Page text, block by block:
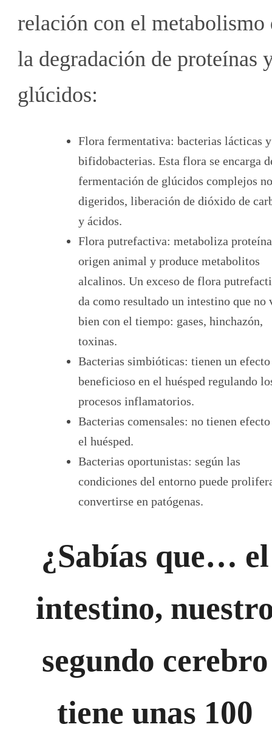
relación con el metabolismo
la degradación de proteínas
glúcidos:
Flora fermentativa: bacterias lácticas y
bifidobacterias. Esta flora se encarga
fermentación de glúcidos complejos no
digeridos, liberación de dióxido de
y ácidos.
Flora putrefactiva: metaboliza
origen animal y produce metabolitos
alcalinos. Un exceso de flora
da como resultado un intestino que no
bien con el tiempo: gases, hinchazón,
toxinas.
Bacterias simbióticas: tienen un efecto
beneficioso en el huésped regulando
procesos inflamatorios.
Bacterias comensales: no tienen efecto
el huésped.
Bacterias oportunistas: según las
condiciones del entorno puede
convertirse en patógenas.
¿Sabías que… el
intestino,
segundo cerebro
tiene unas 100